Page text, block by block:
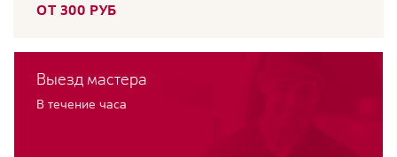
ОТ 300 РУБ
Выезд мастера
В течение часа